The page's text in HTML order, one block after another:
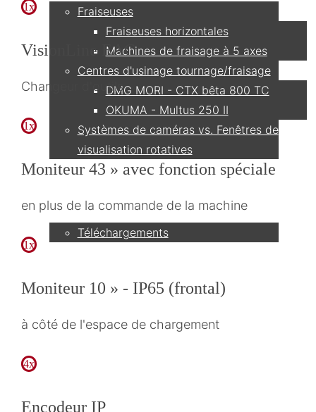
Fraiseuses
Fraiseuses horizontales
Machines de fraisage à 5 axes
Centres d'usinage tournage/fraisage
DMG MORI - CTX bêta 800 TC
OKUMA - Multus 250 II
Systèmes de caméras vs. Fenêtres de
visualisation rotatives
Téléchargements
Entreprise
1x
VisionLine EAC
Changeur d'outils
1x
Moniteur 43 » avec fonction spéciale
en plus de la commande de la machine
1x
Moniteur 10 » - IP65 (frontal)
à côté de l'espace de chargement
4x
Encodeur IP